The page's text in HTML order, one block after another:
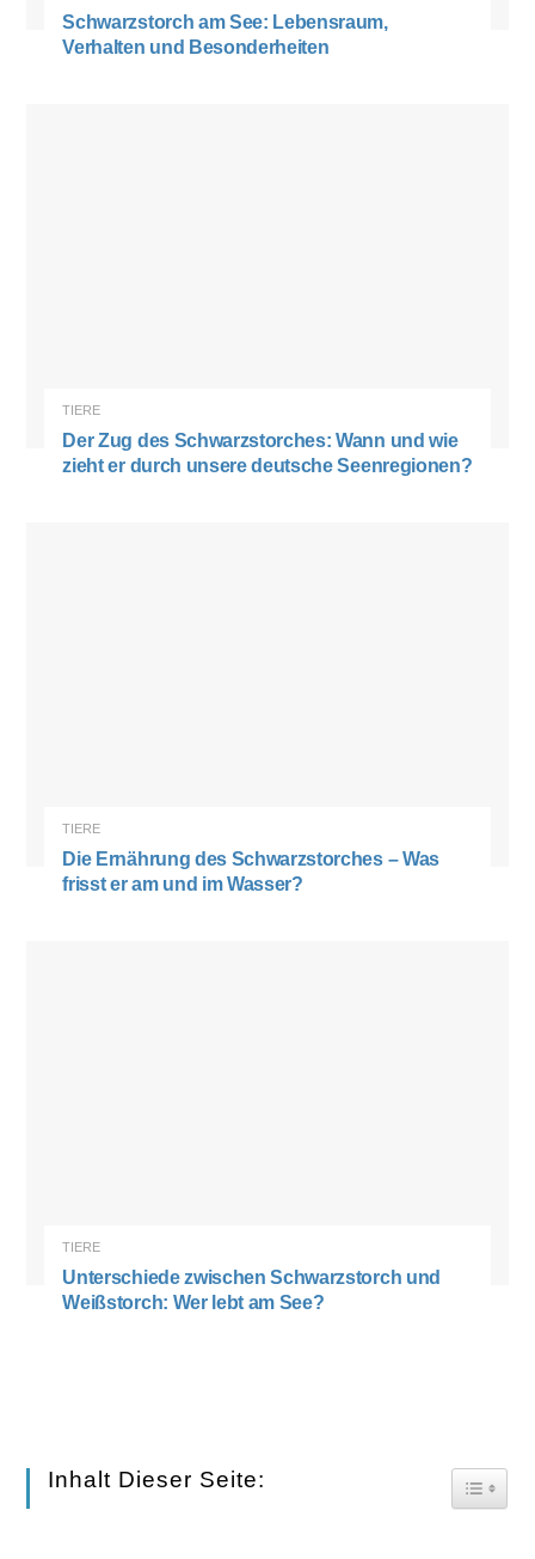
Schwarzstorch am See: Lebensraum,
Verhalten und Besonderheiten
TIERE
Der Zug des Schwarzstorches: Wann und wie
zieht er durch unsere deutsche Seenregionen?
TIERE
Die Ernährung des Schwarzstorches – Was
frisst er am und im Wasser?
TIERE
Unterschiede zwischen Schwarzstorch und
Weißstorch: Wer lebt am See?
Inhalt Dieser Seite: Toggle